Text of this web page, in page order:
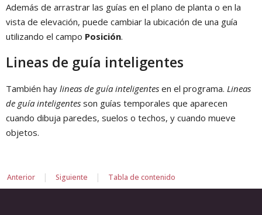
Además de arrastrar las guías en el plano de planta o en la
vista de elevación, puede cambiar la ubicación de una guía
utilizando el campo Posición.
Lineas de guía inteligentes
También hay lineas de guía inteligentes en el programa. Lineas
de guía inteligentes son guías temporales que aparecen
cuando dibuja paredes, suelos o techos, y cuando mueve
objetos.
Anterior | Siguiente | Tabla de contenido